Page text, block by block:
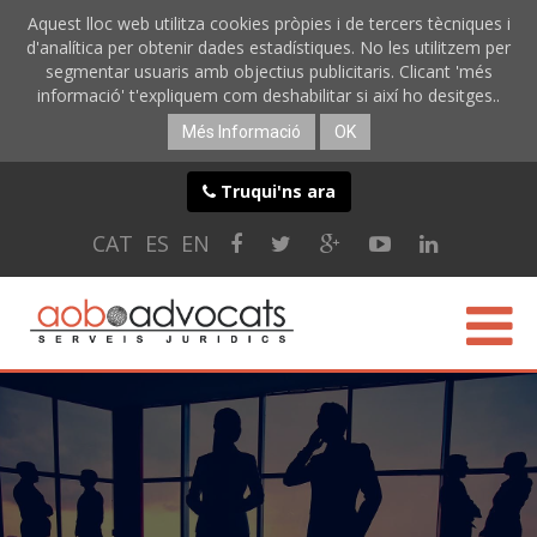
Aquest lloc web utilitza cookies pròpies i de tercers tècniques i
d'analítica per obtenir dades estadístiques. No les utilitzem per
segmentar usuaris amb objectius publicitaris. Clicant 'més
informació' t'expliquem com deshabilitar si així ho desitges..
Més Informació OK
Truqui'ns ara
CAT ES EN
CONÈIXER-NOS
SERVEIS ONLINE